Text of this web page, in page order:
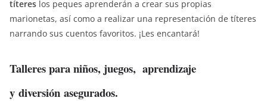
títeres los peques aprenderán a crear sus propias
marionetas, así como a realizar una representación de títeres
narrando sus cuentos favoritos. ¡Les encantará!
Talleres para niños, juegos, aprendizaje
y diversión asegurados.